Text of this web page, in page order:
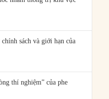
sách và giới hạn của
thí nghiệm” của phe